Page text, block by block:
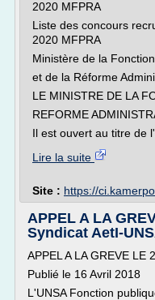
2020 MFPRA
Liste des concours
2020 MFPRA
Ministère de la
et de la Réforme
LE MINISTRE DE LA
REFORME
Il est ouvert au titre de
Lire la suite
Site : https://
APPEL A LA
Syndicat AetI-
APPEL A LA GREVE LE
Publié le 16 Avril 2018
L'UNSA Fonction